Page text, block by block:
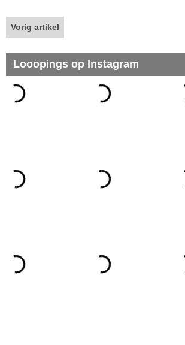
Vorig artikel
Looopings op Instagram